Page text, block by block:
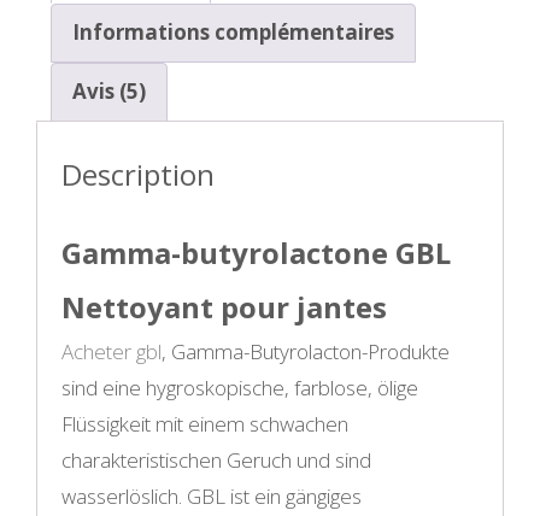
Informations complémentaires
Avis (5)
Description
Gamma-butyrolactone GBL
Nettoyant pour jantes
Acheter gbl, Gamma-Butyrolacton-Produkte
sind eine hygroskopische, farblose, ölige
Flüssigkeit mit einem schwachen
charakteristischen Geruch und sind
wasserlöslich. GBL ist ein gängiges